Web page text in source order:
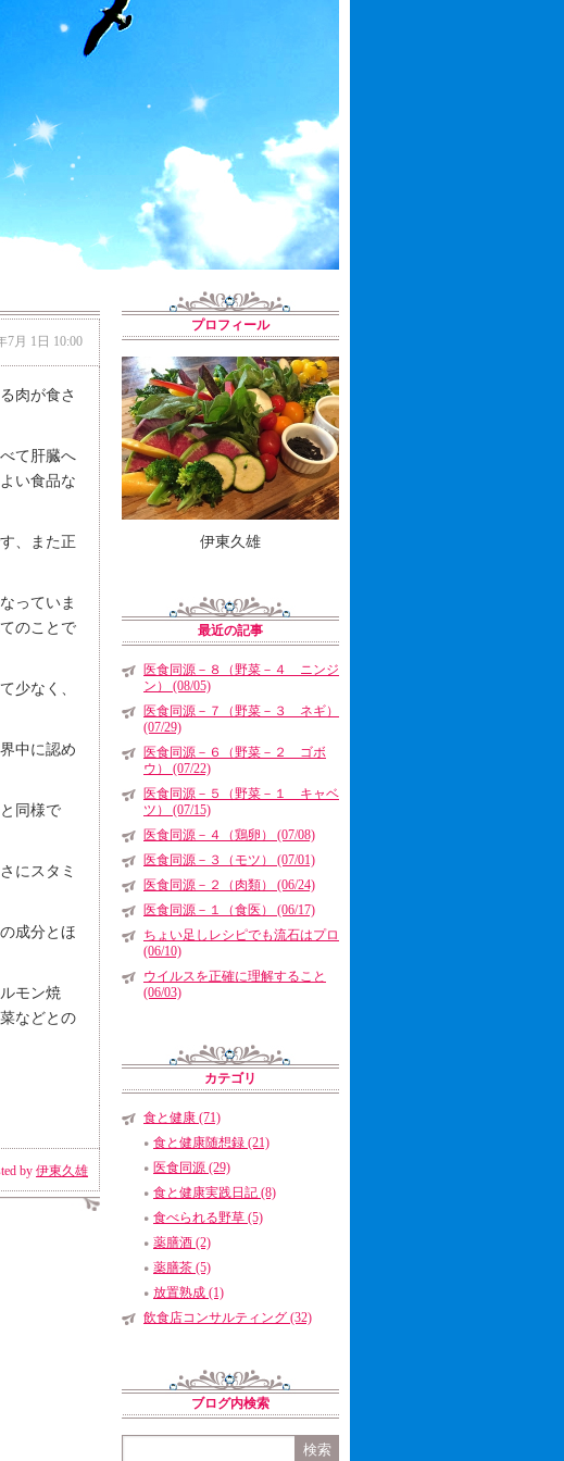
7月 1日 10:00
肉が食さ
て肝臓へ
い食品な
、また正
っていま
のことで
少なく、
中に認め
同様で
にスタミ
成分とほ
モン焼
などとの
by 伊東久雄
プロフィール
伊東久雄
最近の記事
医食同源－８（野菜－４ ニンジ
ン） (08/05)
医食同源－７（野菜－３ ネギ）
(07/29)
医食同源－６（野菜－２ ゴボ
ウ） (07/22)
医食同源－５（野菜－１ キャベ
ツ） (07/15)
医食同源－４（鶏卵） (07/08)
医食同源－３（モツ） (07/01)
医食同源－２（肉類） (06/24)
医食同源－１（食医） (06/17)
ちょい足しレシピでも流石はプロ
(06/10)
ウイルスを正確に理解すること
(06/03)
カテゴリ
食と健康 (71)
食と健康随想録 (21)
医食同源 (29)
食と健康実践日記 (8)
食べられる野草 (5)
薬膳酒 (2)
薬膳茶 (5)
放置熟成 (1)
飲食店コンサルティング (32)
ブログ内検索